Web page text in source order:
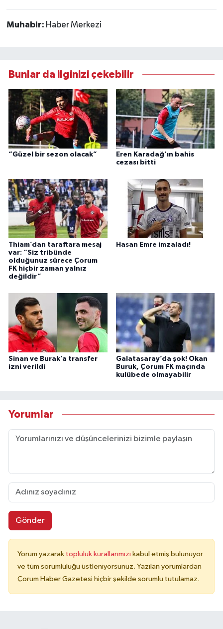
Muhabir: Haber Merkezi
Bunlar da ilginizi çekebilir
“Güzel bir sezon olacak”
Eren Karadağ’ın bahis
cezası bitti
Thiam’dan taraftara mesaj
var: “Siz tribünde
olduğunuz sürece Çorum
FK hiçbir zaman yalnız
değildir”
Hasan Emre imzaladı!
Sinan ve Burak’a transfer
izni verildi
Galatasaray’da şok! Okan
Buruk, Çorum FK maçında
kulübede olmayabilir
Yorumlar
Gönder
Yorum yazarak topluluk kurallarımızı kabul etmiş bulunuyor
ve tüm sorumluluğu üstleniyorsunuz. Yazılan yorumlardan
Çorum Haber Gazetesi hiçbir şekilde sorumlu tutulamaz.